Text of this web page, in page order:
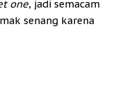
one, jadi semacam
senang karena